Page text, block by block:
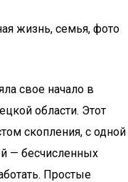
жизнь, семья, фото
свое начало в
области. Этот
скопления, с одной
— бесчисленных
Простые